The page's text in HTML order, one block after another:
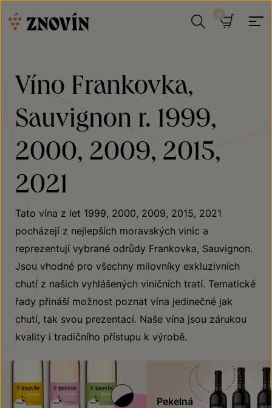
Víno Frankovka,
Sauvignon r. 1999,
2000, 2009, 2015,
2021
Tato vína z let 1999, 2000, 2009, 2015, 2021
pocházejí z nejlepších moravských vinic a
reprezentují vybrané odrůdy Frankovka, Sauvignon.
Jsou vhodné pro všechny milovníky exkluzivních
chutí z našich vyhlášených viničních tratí. Tematické
řady přináší možnost poznat vína jedinečné jak
chutí, tak svou prezentací. Naše vína jsou zárukou
kvality i tradičního přístupu k výrobě.
Pekelná